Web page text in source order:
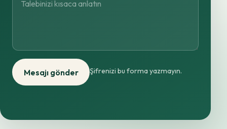
Mesajı gönder Şifrenizi bu forma yazmayın.